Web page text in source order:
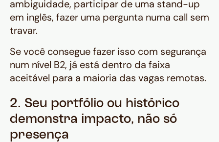
ambiguidade, participar de uma stand-up
em inglês, fazer uma pergunta numa call sem
travar.
Se você consegue fazer isso com segurança
num nível B2, já está dentro da faixa
aceitável para a maioria das vagas remotas.
2. Seu portfólio ou histórico
demonstra impacto, não só
presença